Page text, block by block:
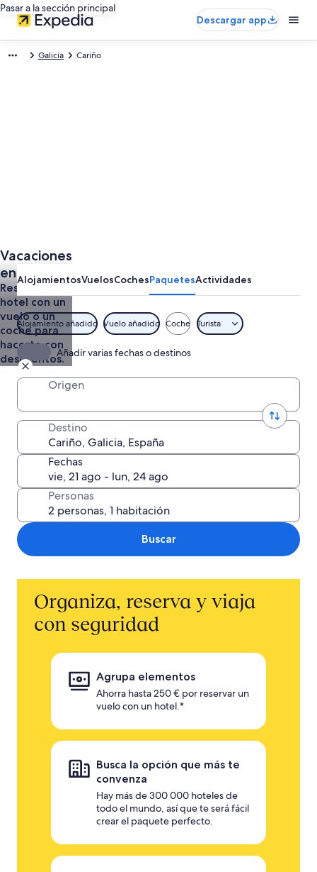
Pasar a la sección principal
Descargar app
Galicia Cariño
Vacaciones
en Cariño
Reserva el
hotel con un
vuelo o un
coche para
hacerte con
descuentos.
AlojamientosVuelosCochesPaquetesActividades
Alojamiento añadido Vuelo añadido Coche Turista
Añadir varias fechas o destinos
Origen
Destino
Fechas
Personas
Buscar
Organiza, reserva y viaja
con seguridad
Agrupa elementos
Ahorra hasta 250 € por reservar un
vuelo con un hotel.*
Busca la opción que más te
convenza
Hay más de 300 000 hoteles de
todo el mundo, así que te será fácil
crear el paquete perfecto.